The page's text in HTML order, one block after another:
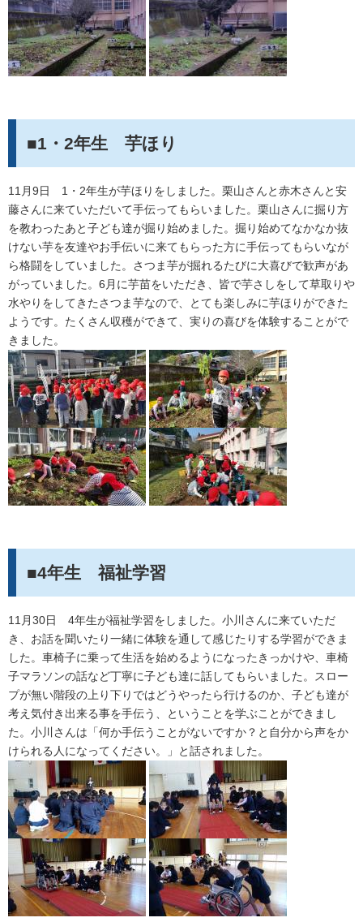
■1・2年生 芋ほり
11月9日 1・2年生が芋ほりをしました。栗山さんと赤木さんと安
藤さんに来ていただいて手伝ってもらいました。栗山さんに掘り方
を教わったあと子ども達が掘り始めました。掘り始めてなかなか抜
けない芋を友達やお手伝いに来てもらった方に手伝ってもらいなが
ら格闘をしていました。さつま芋が掘れるたびに大喜びで歓声があ
がっていました。6月に芋苗をいただき、皆で芋さしをして草取りや
水やりをしてきたさつま芋なので、とても楽しみに芋ほりができた
ようです。たくさん収穫ができて、実りの喜びを体験することがで
きました。
■4年生 福祉学習
11月30日 4年生が福祉学習をしました。小川さんに来ていただ
き、お話を聞いたり一緒に体験を通して感じたりする学習ができま
した。車椅子に乗って生活を始めるようになったきっかけや、車椅
子マラソンの話など丁寧に子ども達に話してもらいました。スロー
プが無い階段の上り下りではどうやったら行けるのか、子ども達が
考え気付き出来る事を手伝う、ということを学ぶことができまし
た。小川さんは「何か手伝うことがないですか？と自分から声をか
けられる人になってください。」と話されました。